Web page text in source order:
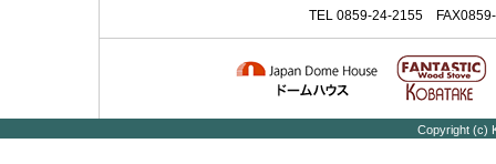
TEL 0859-24-2155
Copyright (c)